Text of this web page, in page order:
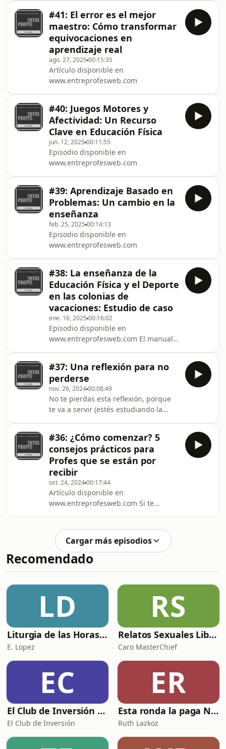
en la jornada presencial (válido para
los primeros 50 inscriptos).INNOVAR
SALUD Y DEPORTE®Jornada con
referentes de España, Chile, Colombia
y Argentina. Formato presencial
(cupos limitados) y transmisión por
streaming para toda Latinoamérica.D
#41: El error es el mejor
maestro: Cómo transformar
equivocaciones en
aprendizaje real
ago. 27, 2025 00:15:35
Artículo disponible en
www.entreprofesweb.com
#40: Juegos Motores y
Afectividad: Un Recurso
Clave en Educación Física
jun. 12, 2025 00:11:55
Episodio disponible en
www.entreprofesweb.com
#39: Aprendizaje Basado en
Problemas: Un cambio en la
enseñanza
feb. 25, 2025 00:14:13
Episodio disponible en
www.entreprofesweb.com
#38: La enseñanza de la
Educación Física y el Deporte
en las colonias de
vacaciones: Estudio de caso
ene. 16, 2025 00:16:02
Episodio disponible en
www.entreprofesweb.com El manual
recursos-para-colonia-de-vacaciones/
#37: Una reflexión para no
perderse
nov. 26, 202400:08:49
No te pierdas esta reflexión, porque
te va a servir (estés estudiando la
un montón a seguir creciendo.
#36: ¿Cómo comenzar? 5
consejos prácticos para
Profes que se están por
recibir
oct. 24, 202400:17:44
Artículo disponible en
www.entreprofesweb.com Si te
episodio, te dejo el enlace:
https://entreprofesweb.com/primeros-
pasos-en-la-educacion-fisica/
Cargar más episodios
Recomendado
LD
Liturgia de las Horas (España)
E. Lopez
RS
Relatos Sexuales Liberales
Caro MasterChief
EC
El Club de Inversión podcast
El Club de Inversión
ER
Esta ronda la paga Newton
Ruth Lazkoz